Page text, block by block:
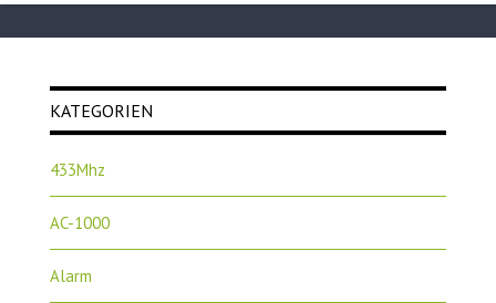
KATEGORIEN
433Mhz
AC-1000
Alarm